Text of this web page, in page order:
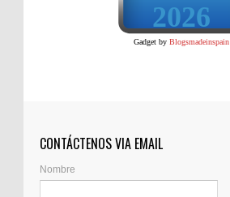
2026
Gadget by Blogsmadeinspain
CONTÁCTENOS VIA EMAIL
Nombre